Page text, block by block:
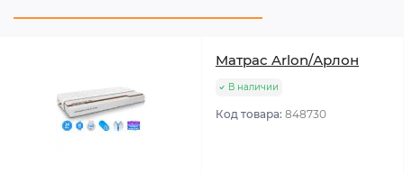
Матрас Arlon/Арлон
В наличии
Код товара: 848730